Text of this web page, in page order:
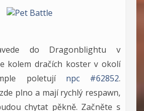
do Dragonblightu v
kolem dračích koster v okolí
poletují npc #62852.
plno a mají rychlý respawn,
chytat pěkně. Začněte s